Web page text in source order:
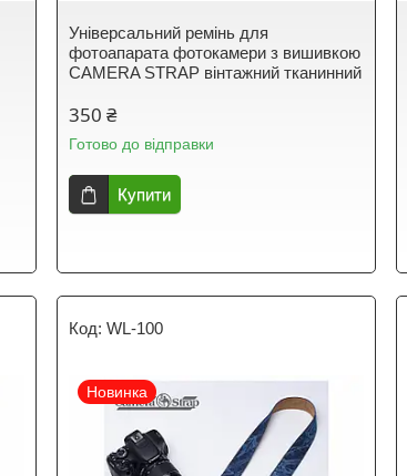
Універсальний ремінь для
фотоапарата фотокамери з вишивкою
CAMERA STRAP вінтажний тканинний
350 ₴
Готово до відправки
Купити
WL-100
Новинка